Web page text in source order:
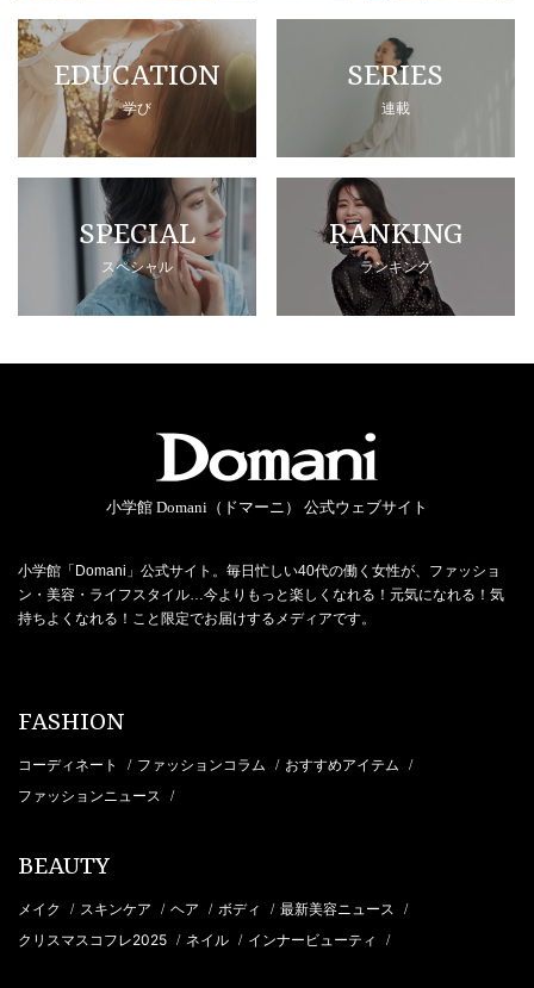
EDUCATION
学び
SERIES
連載
SPECIAL
スペシャル
RANKING
ランキング
小学館 Domani（ドマーニ） 公式ウェブサイト
小学館「Domani」公式サイト。毎日忙しい40代の働く女性が、ファッショ
ン・美容・ライフスタイル…今よりもっと楽しくなれる！元気になれる！気
持ちよくなれる！こと限定でお届けするメディアです。
FASHION
コーディネート / ファッションコラム / おすすめアイテム /
ファッションニュース /
BEAUTY
メイク / スキンケア / ヘア / ボディ / 最新美容ニュース /
クリスマスコフレ2025 / ネイル / インナービューティ /